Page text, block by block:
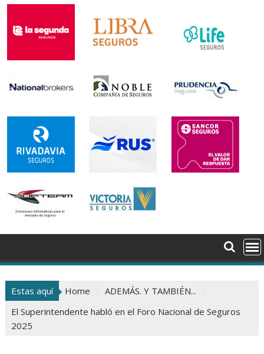
Estas aquí Home
ADEMÁS. Y TAMBIÉN...
El Superintendente habló en el Foro Nacional de Seguros
2025